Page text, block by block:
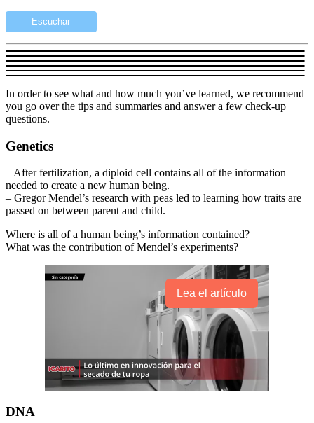
Escuchar
In order to see what and how much you’ve learned, we recommend
you go over the tips and summaries and answer a few check-up
questions.
Genetics
– After fertilization, a diploid cell contains all of the information
needed to create a new human being.
– Gregor Mendel’s research with peas led to learning how traits are
passed on between parent and child.
Where is all of a human being’s information contained?
What was the contribution of Mendel’s experiments?
Lea el artículo
DNA